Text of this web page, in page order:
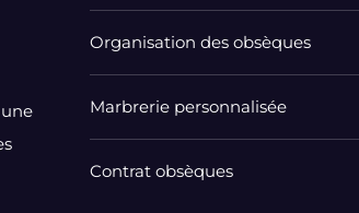
Organisation des obsèques
Marbrerie personnalisée
Contrat obsèques